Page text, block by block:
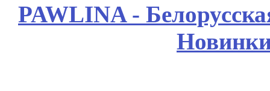
PAWLINA -